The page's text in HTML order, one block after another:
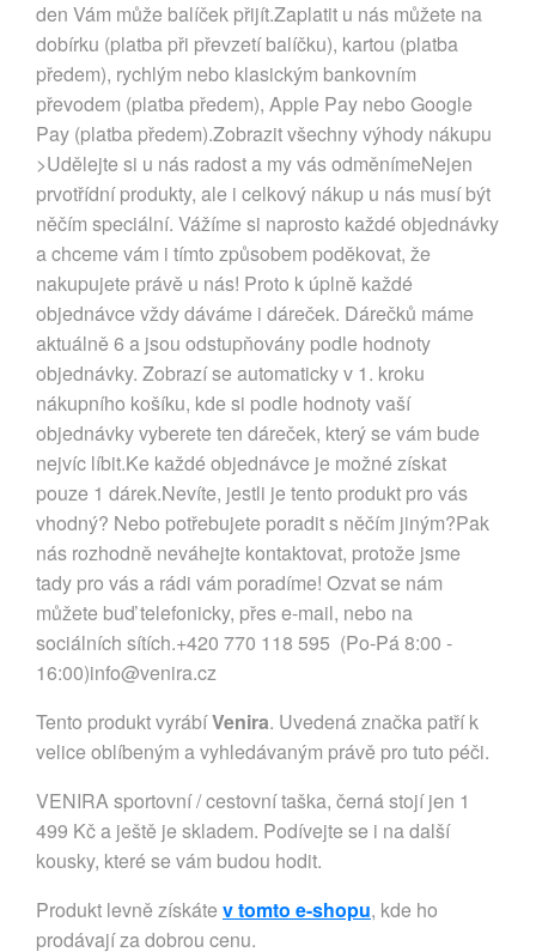
den Vám může balíček přijít.Zaplatit u nás můžete na
dobírku (platba při převzetí balíčku), kartou (platba
předem), rychlým nebo klasickým bankovním
převodem (platba předem), Apple Pay nebo Google
Pay (platba předem).Zobrazit všechny výhody nákupu
>Udělejte si u nás radost a my vás odměnímeNejen
prvotřídní produkty, ale i celkový nákup u nás musí být
něčím speciální. Vážíme si naprosto každé objednávky
a chceme vám i tímto způsobem poděkovat, že
nakupujete právě u nás! Proto k úplně každé
objednávce vždy dáváme i dáreček. Dárečků máme
aktuálně 6 a jsou odstupňovány podle hodnoty
objednávky. Zobrazí se automaticky v 1. kroku
nákupního košíku, kde si podle hodnoty vaší
objednávky vyberete ten dáreček, který se vám bude
nejvíc líbit.Ke každé objednávce je možné získat
pouze 1 dárek.Nevíte, jestli je tento produkt pro vás
vhodný? Nebo potřebujete poradit s něčím jiným?Pak
nás rozhodně neváhejte kontaktovat, protože jsme
tady pro vás a rádi vám poradíme! Ozvat se nám
můžete buď telefonicky, přes e-mail, nebo na
sociálních sítích.+420 770 118 595 (Po-Pá 8:00 -
16:00)info@venira.cz
Tento produkt vyrábíVenira. Uvedená značka patří k
velice oblíbeným a vyhledávaným právě pro tuto péči.
VENIRA sportovní / cestovní taška, černá stojí jen 1
499 Kč a ještě je skladem. Podívejte se i na další
kousky, které se vám budou hodit.
Produkt levně získáte v tomto e-shopu, kde ho
prodávají za dobrou cenu.